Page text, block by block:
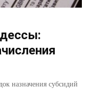
назначения субсидий